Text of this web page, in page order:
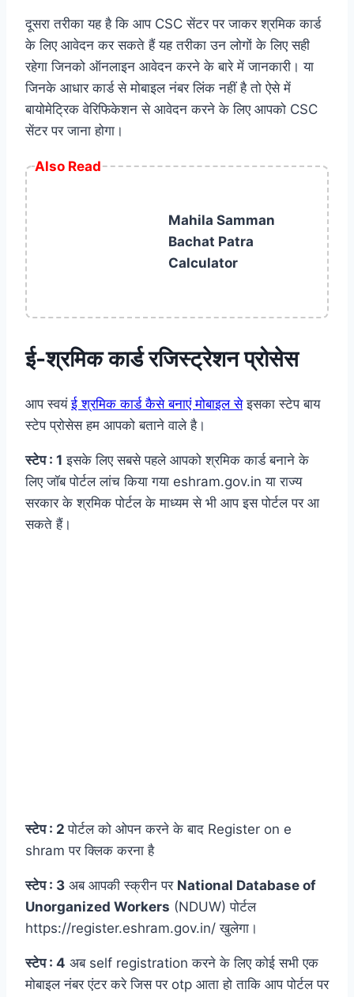
दूसरा तरीका यह है कि आप CSC सेंटर पर जाकर श्रमिक कार्ड
के लिए आवेदन कर सकते हैं यह तरीका उन लोगों के लिए सही
रहेगा जिनको ऑनलाइन आवेदन करने के बारे में जानकारी। या
जिनके आधार कार्ड से मोबाइल नंबर लिंक नहीं है तो ऐसे में
बायोमेट्रिक वेरिफिकेशन से आवेदन करने के लिए आपको CSC
सेंटर पर जाना होगा।
Also Read
Mahila Samman
Bachat Patra
Calculator
ई-श्रमिक कार्ड रजिस्ट्रेशन प्रोसेस
आप स्वयंई श्रमिक कार्ड कैसे बनाएं मोबाइल सेइसका स्टेप बाय
स्टेप प्रोसेस हम आपको बताने वाले है।
स्टेप : 1 इसके लिए सबसे पहले आपको श्रमिक कार्ड बनाने के
लिए जॉब पोर्टल लांच किया गया eshram.gov.in या राज्य
सरकार के श्रमिक पोर्टल के माध्यम से भी आप इस पोर्टल पर आ
सकते हैं।
स्टेप : 2पोर्टल को ओपन करने के बाद Register on e
shram पर क्लिक करना है
स्टेप : 3 अब आपकी स्क्रीन पर National Database of
Unorganized Workers (NDUW) पोर्टल
https://register.eshram.gov.in/ खुलेगा।
स्टेप : 4 अब self registration करने के लिए कोई सभी एक
मोबाइल नंबर एंटर करे जिस पर otp आता हो ताकि आप पोर्टल पर